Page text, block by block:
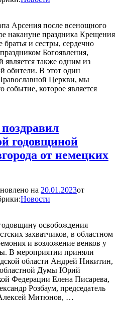
Арсения после всенощного
накануне праздника Крещения
и сестры, сердечно
Богоявления,
также одним из
обители. В этот один
Церкви, мы
событие, которое является
годовщиной
от немецких
на 20.01.2023от
Новости
освобождения
захватчиков, в областном
и возложение венков у
В мероприятии приняли
области Андрей Никитин,
областной Думы Юрий
Федерации Елена Писарева,
Розбаум, председатель
Митюнов, …